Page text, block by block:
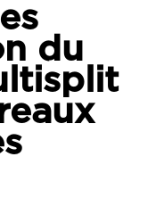
du